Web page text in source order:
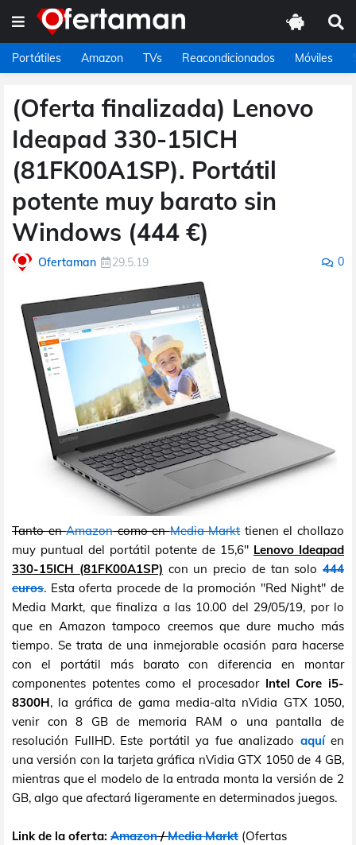
Portátiles Amazon TVs Reacondicionados Móviles
(Oferta finalizada) Lenovo
Ideapad 330-15ICH
(81FK00A1SP). Portátil
potente muy barato sin
Windows (444 €)
Ofertaman 29.5.19 0
Tanto enAmazoncomo enMedia Markttienen el chollazo
muy puntual del portátil potente de 15,6" Lenovo Ideapad
330-15ICH (81FK00A1SP) con un precio de tan solo 444
euros. Esta oferta procede de la promoción "Red Night" de
Media Markt, que finaliza a las 10.00 del 29/05/19, por lo
que en Amazon tampoco creemos que dure mucho más
tiempo. Se trata de una inmejorable ocasión para hacerse
con el portátil más barato con diferencia en montar
componentes potentes como el procesador Intel Core i5-
8300H, la gráfica de gama media-alta nVidia GTX 1050,
venir con 8 GB de memoria RAM o una pantalla de
resolución FullHD. Este portátil ya fue analizado aquíen
una versión con la tarjeta gráfica nVidia GTX 1050 de 4 GB,
mientras que el modelo de la entrada monta la versión de 2
GB, algo que afectará ligeramente en determinados juegos.
Link de la oferta: Amazon/Media Markt (Ofertas